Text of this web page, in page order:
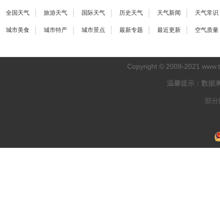
全国天气 旅游天气 国际天气 历史天气 天气新闻 天气常识
城市美食 城市特产 城市景点 最新专题 最近更新 空气质量
Copyright © 2009-2021
温馨提示：数据
部分